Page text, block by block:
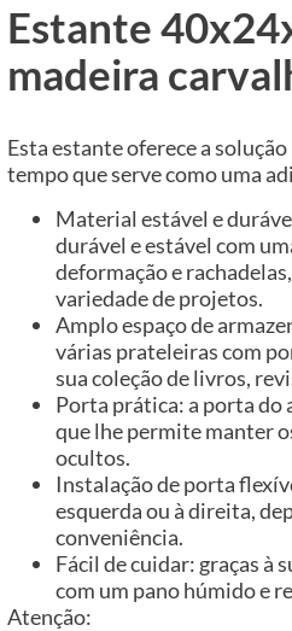
Estante
madeira
Esta estante oferece a
tempo que serve como uma
Material estável e
durável e estável com
deformação e
variedade de projetos.
Amplo espaço de
várias prateleiras com
sua coleção de livros,
Porta prática: a porta do
que lhe permite manter
ocultos.
Instalação de porta
esquerda ou à direita,
conveniência.
Fácil de cuidar: graças à
com um pano húmido e
Atenção: